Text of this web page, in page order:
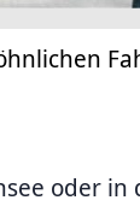
oder in